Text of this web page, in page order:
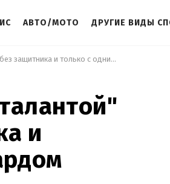
АВТО/МОТО ДРУГИЕ ВИДЫ
"Шахтер" на матч с "Аталантой" полетел без защитника и только с одним форвардом
и